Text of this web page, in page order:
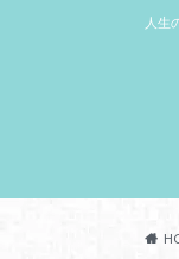
人生